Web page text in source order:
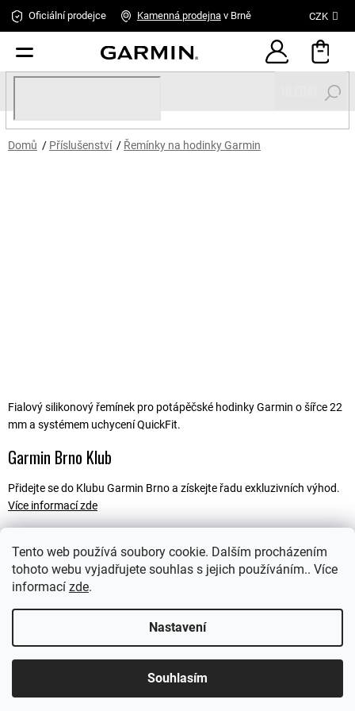
Tento web používá soubory cookie. Dalším procházením
tohoto webu vyjadřujete souhlas s jejich používáním.. Více
informací zde.
Nastavení
Souhlasím
Oficiální prodejce Kamenná prodejnav Brně CZK
Domů / Příslušenství / Řemínky na hodinky Garmin
Fialový silikonový řemínek pro potápěčské hodinky Garmin o šířce 22
mm a systémem uchycení QuickFit.
Garmin Brno Klub
Přidejte se do Klubu Garmin Brno a získejte řadu exkluzivních výhod.
Více informací zde
Popis